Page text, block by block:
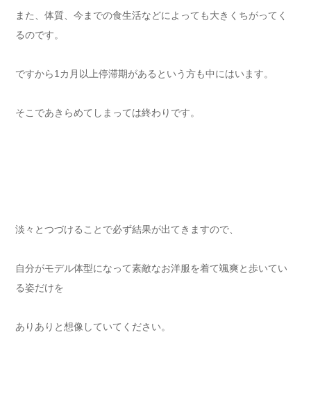
また、体質、今までの食生活などによっても大きくちがってく
るのです。
ですから1カ月以上停滞期があるという方も中にはいます。
そこであきらめてしまっては終わりです。
淡々とつづけることで必ず結果が出てきますので、
自分がモデル体型になって素敵なお洋服を着て颯爽と歩いてい
る姿だけを
ありありと想像していてください。